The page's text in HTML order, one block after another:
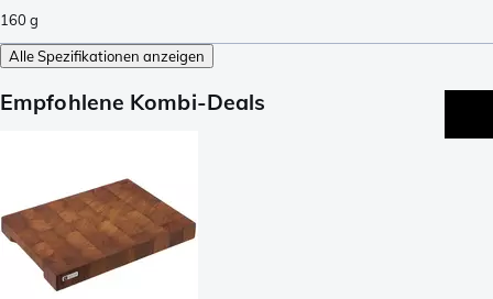
160g
Alle Spezifikationen anzeigen
Empfohlene Kombi-Deals